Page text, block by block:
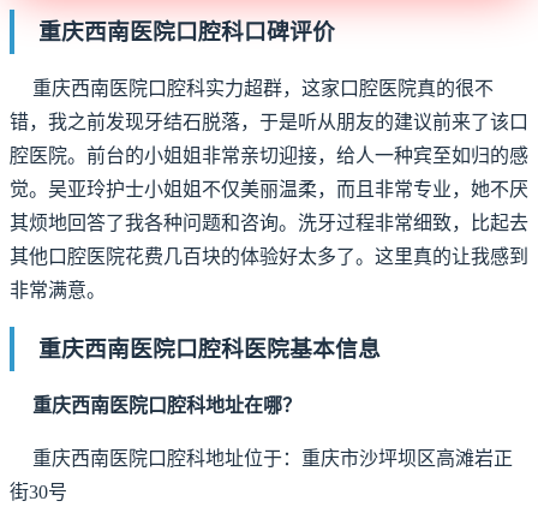
重庆西南医院口腔科口碑评价
重庆西南医院口腔科实力超群，这家口腔医院真的很不
错，我之前发现牙结石脱落，于是听从朋友的建议前来了该口
腔医院。前台的小姐姐非常亲切迎接，给人一种宾至如归的感
觉。吴亚玲护士小姐姐不仅美丽温柔，而且非常专业，她不厌
其烦地回答了我各种问题和咨询。洗牙过程非常细致，比起去
其他口腔医院花费几百块的体验好太多了。这里真的让我感到
非常满意。
重庆西南医院口腔科医院基本信息
重庆西南医院口腔科地址在哪？
重庆西南医院口腔科地址位于：重庆市沙坪坝区高滩岩正
街30号